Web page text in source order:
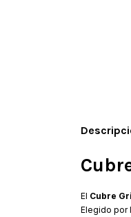
El Cubre
Elegido por